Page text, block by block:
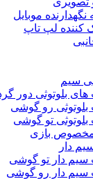
نگهدارنده موبایل
کننده لپ تاپ
سیم
بلوتوثی دور
رو گوشی
تو گوشی
بازی
دار
دار تو گوشی
دار رو گوشی